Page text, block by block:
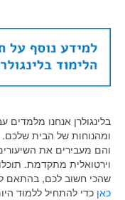
בלינגולרן אנחנו מלמדים
ומהנוחות של הבית
והם מעבירים את
וירטואלית מתקדמת.
שהכי חשוב לכם, בהתאם
כאן כדי להתחיל ללמוד